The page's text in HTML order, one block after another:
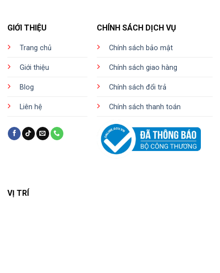
GIỚI THIỆU
Trang chủ
Giới thiệu
Blog
Liên hệ
CHÍNH SÁCH DỊCH VỤ
Chính sách bảo mật
Chính sách giao hàng
Chính sách đổi trả
Chính sách thanh toán
VỊ TRÍ